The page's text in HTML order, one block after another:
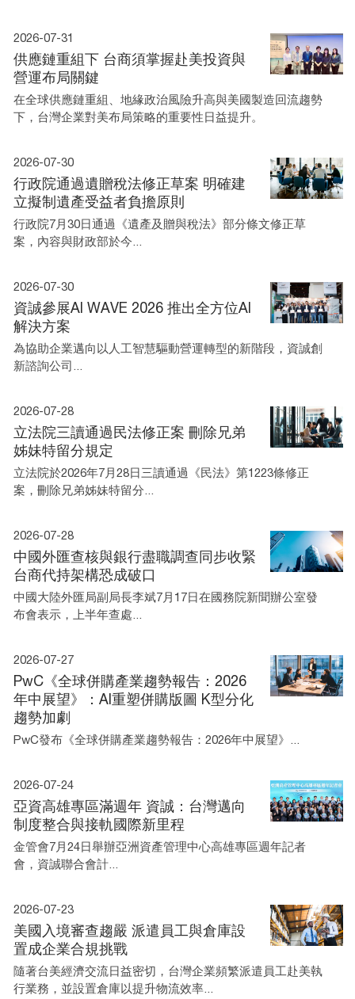
2026-07-31
供應鏈重組下 台商須掌握赴美投資與
營運布局關鍵
在全球供應鏈重組、地緣政治風險升高與美國製造回流趨勢
下，台灣企業對美布局策略的重要性日益提升。
2026-07-30
行政院通過遺贈稅法修正草案 明確建
立擬制遺產受益者負擔原則
行政院7月30日通過《遺產及贈與稅法》部分條文修正草
案，內容與財政部於今...
2026-07-30
資誠參展AI WAVE 2026 推出全方位AI
解決方案
為協助企業邁向以人工智慧驅動營運轉型的新階段，資誠創
新諮詢公司...
2026-07-28
立法院三讀通過民法修正案 刪除兄弟
姊妹特留分規定
立法院於2026年7月28日三讀通過《民法》第1223條修正
案，刪除兄弟姊妹特留分...
2026-07-28
中國外匯查核與銀行盡職調查同步收緊
台商代持架構恐成破口
中國大陸外匯局副局長李斌7月17日在國務院新聞辦公室發
布會表示，上半年查處...
2026-07-27
PwC《全球併購產業趨勢報告：2026
年中展望》：AI重塑併購版圖 K型分化
趨勢加劇
PwC發布《全球併購產業趨勢報告：2026年中展望》...
2026-07-24
亞資高雄專區滿週年 資誠：台灣邁向
制度整合與接軌國際新里程
金管會7月24日舉辦亞洲資產管理中心高雄專區週年記者
會，資誠聯合會計...
2026-07-23
美國入境審查趨嚴 派遣員工與倉庫設
置成企業合規挑戰
隨著台美經濟交流日益密切，台灣企業頻繁派遣員工赴美執
行業務，並設置倉庫以提升物流效率...